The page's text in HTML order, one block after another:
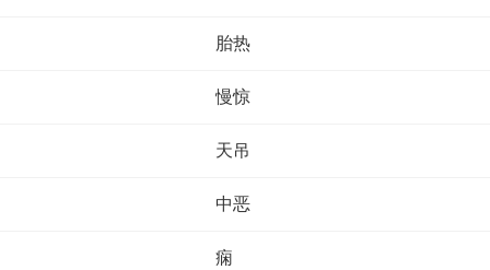
胎热
慢惊
天吊
中恶
痫